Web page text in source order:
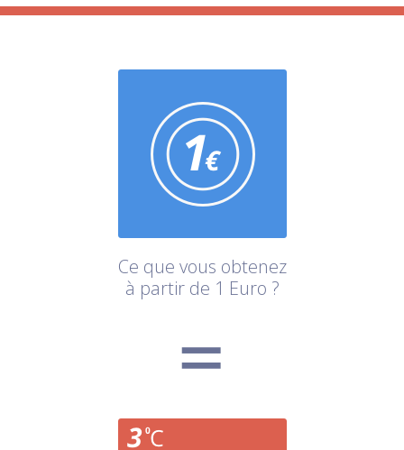
Ce que vous obtenez
à partir de 1 Euro ?